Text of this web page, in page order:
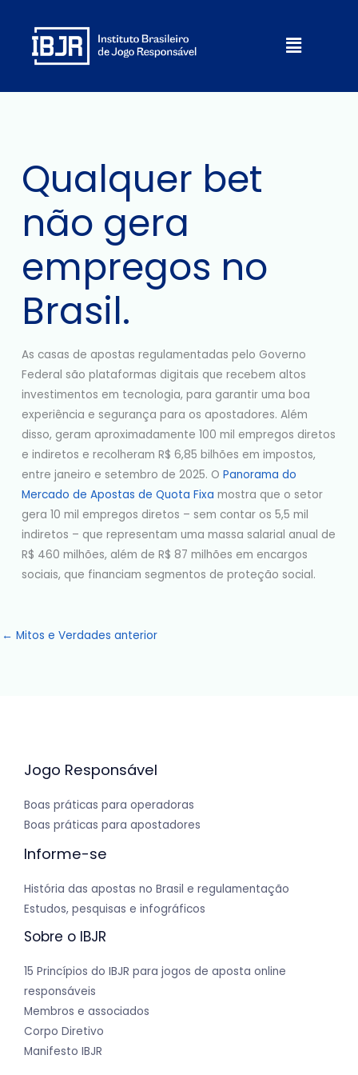
conteúdo
Menu
Qualquer bet
não gera
empregos no
Brasil.
As casas de apostas regulamentadas pelo Governo
Federal são plataformas digitais que recebem altos
investimentos em tecnologia, para garantir uma boa
experiência e segurança para os apostadores. Além
disso, geram aproximadamente 100 mil empregos diretos
e indiretos e recolheram R$ 6,85 bilhões em impostos,
entre janeiro e setembro de 2025. OPanorama do
Mercado de Apostas de Quota Fixa mostra que o setor
gera 10 mil empregos diretos – sem contar os 5,5 mil
indiretos – que representam uma massa salarial anual de
R$ 460 milhões, além de R$ 87 milhões em encargos
sociais, que financiam segmentos de proteção social.
← Mitos e Verdades anterior
Jogo Responsável
Boas práticas para operadoras
Boas práticas para apostadores
Informe-se
História das apostas no Brasil e regulamentação
Estudos, pesquisas e infográficos
Sobre o IBJR
15 Princípios do IBJR para jogos de aposta online
responsáveis
Membros e associados
Corpo Diretivo
Manifesto IBJR